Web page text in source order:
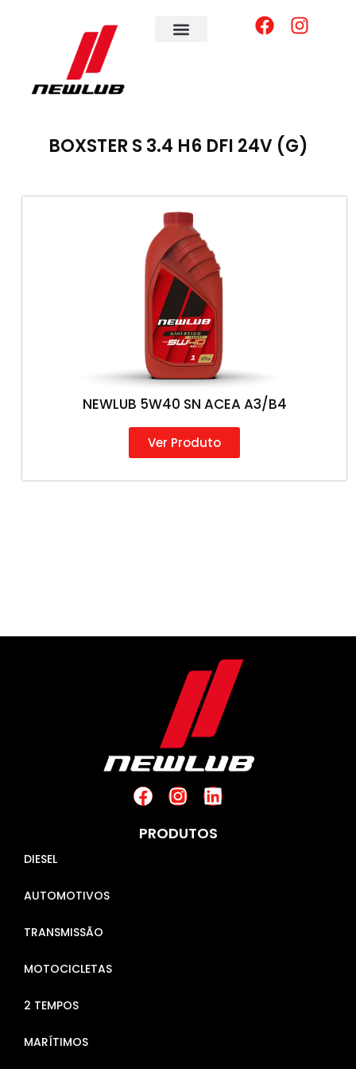
BOXSTER S 3.4 H6 DFI 24V (G)
NEWLUB 5W40 SN ACEA A3/B4
Ver Produto
PRODUTOS
DIESEL
AUTOMOTIVOS
TRANSMISSÃO
MOTOCICLETAS
2 TEMPOS
MARÍTIMOS